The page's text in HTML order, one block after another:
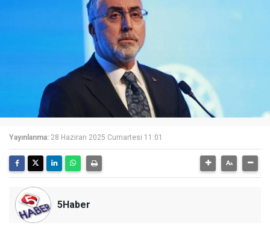
Yayınlanma: 28 Haziran 2025 Cumartesi 11:01
5Haber